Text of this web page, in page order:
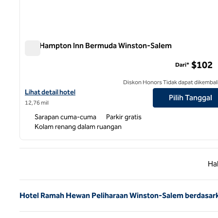
Lari Hampton Inn Bermuda Winston-Salem
Lihat detail hotel untuk Hampton Inn Bermuda Run Winston-
Lihat detail hotel
12,76 mil
Dari* $102
Diskon Honors Tidak dapat
Pilih Tanggal
Sarapan cuma-cuma
Parkir gratis
Kolam renang dalam ruangan
Hotel Ramah Hewan Peliharaan Winston-Salem